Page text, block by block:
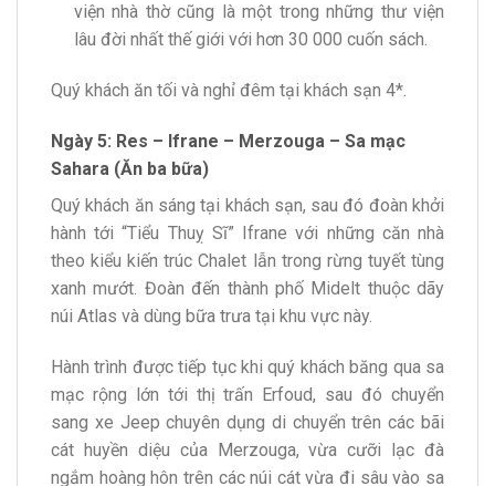
viện nhà thờ cũng là một trong những thư viện
lâu đời nhất thế giới với hơn 30 000 cuốn sách.
Quý khách ăn tối và nghỉ đêm tại khách sạn 4*.
Ngày 5: Res – Ifrane – Merzouga – Sa mạc
Sahara (Ăn ba bữa)
Quý khách ăn sáng tại khách sạn, sau đó đoàn khởi
hành tới “Tiểu Thuỵ Sĩ” Ifrane với những căn nhà
theo kiểu kiến trúc Chalet lẫn trong rừng tuyết tùng
xanh mướt. Đoàn đến thành phố Midelt thuộc dãy
núi Atlas và dùng bữa trưa tại khu vực này.
Hành trình được tiếp tục khi quý khách băng qua sa
mạc rộng lớn tới thị trấn Erfoud, sau đó chuyển
sang xe Jeep chuyên dụng di chuyển trên các bãi
cát huyền diệu của Merzouga, vừa cưỡi lạc đà
ngắm hoàng hôn trên các núi cát vừa đi sâu vào sa